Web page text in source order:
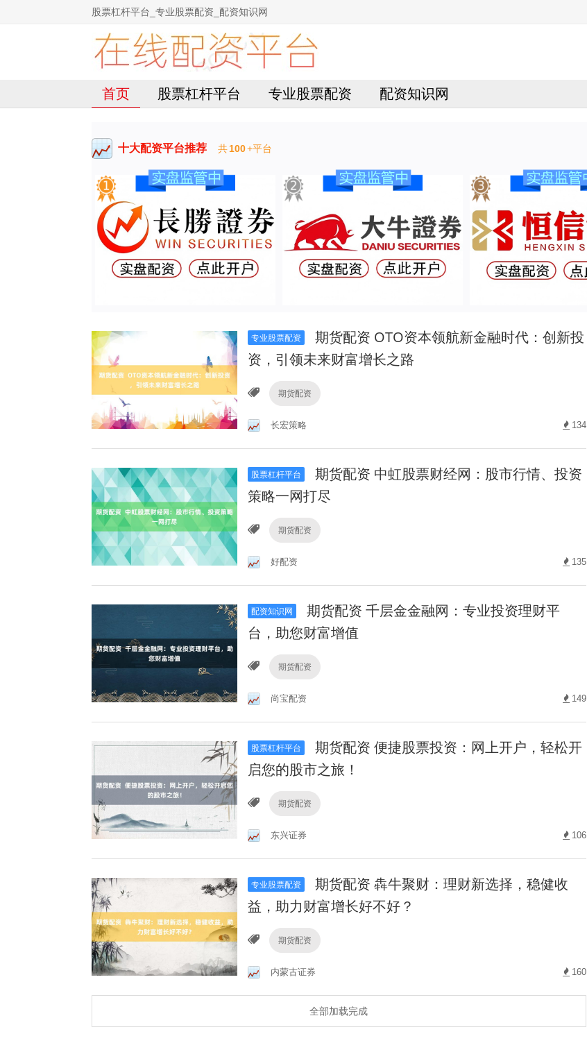
股票杠杆平台_专业股票配资_配资知识网
首页 股票杠杆平台 专业股票配资 配资知识网
十大配资平台推荐 共100+平台
专业股票配资
期货配资 OTO资本领航新金融时代：创新投
资，引领未来财富增长之路
期货配资
长宏策略 134
股票杠杆平台
期货配资 中虹股票财经网：股市行情、投资
策略一网打尽
期货配资
好配资 135
配资知识网
期货配资 千层金金融网：专业投资理财平
台，助您财富增值
期货配资
尚宝配资 149
股票杠杆平台
期货配资 便捷股票投资：网上开户，轻松开
启您的股市之旅！
期货配资
东兴证券 106
专业股票配资
期货配资 犇牛聚财：理财新选择，稳健收
益，助力财富增长好不好？
期货配资
内蒙古证券 160
全部加载完成